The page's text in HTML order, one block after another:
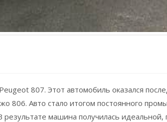
807. Этот автомобиль оказался
Авто стало итогом постоянного
результате машина получилась идеальной,